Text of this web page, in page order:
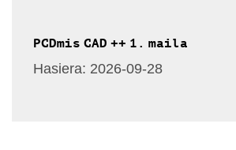
PCDmis CAD ++ 1. maila
Hasiera: 2026-09-28